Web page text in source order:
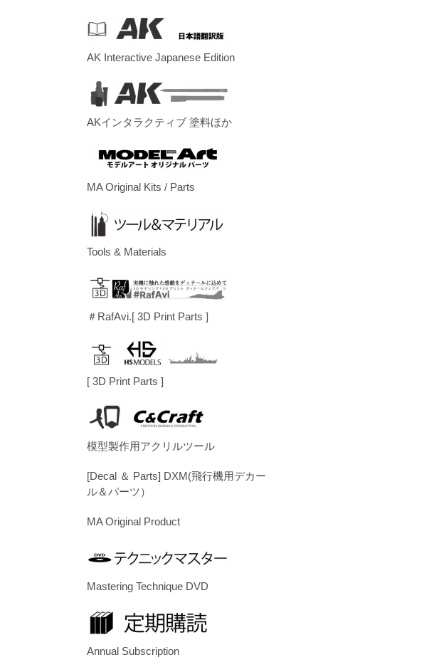
AK Interactive Japanese Edition
AKインタラクティブ 塗料ほか
MA Original Kits / Parts
Tools & Materials
＃RafAvi.[ 3D Print Parts ]
[ 3D Print Parts ]
模型製作用アクリルツール
[Decal ＆ Parts] DXM(飛行機用デカー
ル＆パーツ）
MA Original Product
Mastering Technique DVD
Annual Subscription